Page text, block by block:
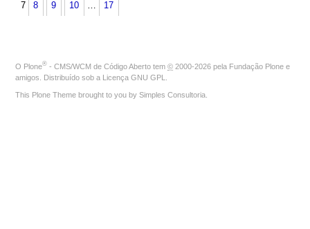
7 8 9 10 … 17
O Plone® - CMS/WCM de Código Aberto tem © 2000-2026 pela Fundação Plone e
amigos. Distribuído sob a Licença GNU GPL
This Plone Theme brought to you by Simples Consultoria